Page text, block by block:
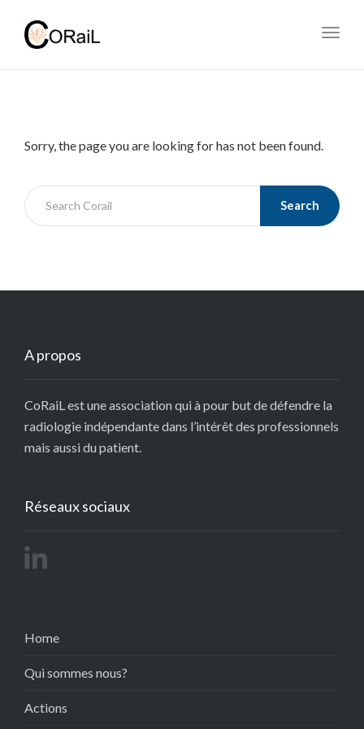
Sorry, the page you are looking for has not been found.
Search
A propos
CoRaiL est une association qui à pour but de défendre la
radiologie indépendante dans l’intérêt des professionnels
mais aussi du patient.
Réseaux sociaux
Home
Qui sommes nous?
Actions